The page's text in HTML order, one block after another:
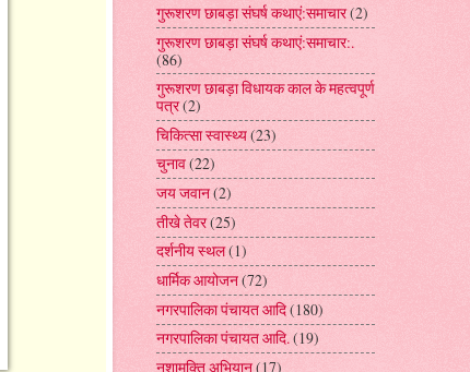
गुरूशरण छाबड़ा संघर्ष कथाएं:समाचार(2)
गुरूशरण छाबड़ा संघर्ष कथाएं:समाचार:.
(86)
गुरूशरण छाबड़ा विधायक काल के महत्वपूर्ण
पत्र(2)
चिकित्सा स्वास्थ्य(23)
चुनाव(22)
जय जवान(2)
तीखे तेवर(25)
दर्शनीय स्थल(1)
धार्मिक आयोजन(72)
नगरपालिका पंचायत आदि(180)
नगरपालिका पंचायत आदि.(19)
नशामुक्ति अभियान(17)